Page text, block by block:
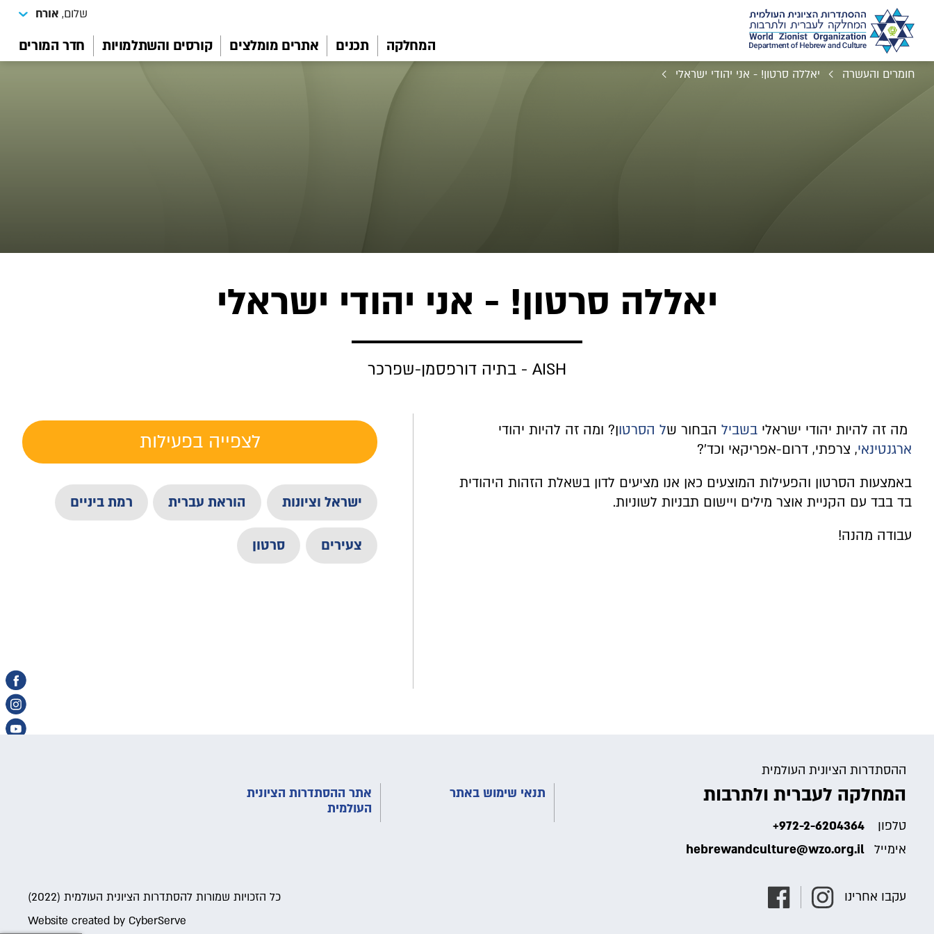
שלום,אורח
המחלקה תכנים אתרים מומלצים קורסים והשתלמויות חדר המורים
חומרים והעשרה יאללה סרטון! - אני יהודי ישראלי
יאללה סרטון! - אני יהודי ישראלי
AISH - בתיה דורפסמן-שפרכר
מה זה להיות יהודי ישראלי בשביל הבחור של הסרטון? ומה זה להיות יהודי
ארגנטינאי, צרפתי, דרום-אפריקאי וכד'?
באמצעות הסרטון והפעילות המוצעים כאן אנו מציעים לדון בשאלת הזהות היהודית
בד בבד עם הקניית אוצר מילים ויישום תבניות לשוניות.
עבודה מהנה!
לצפייה בפעילות
ישראל וציונות הוראת עברית רמת ביניים
צעירים סרטון
ההסתדרות הציונית העולמית
המחלקה לעברית ולתרבות
טלפון
+972-2-6204364
אימייל
hebrewandculture@wzo.org.il
עקבו אחרינו
תנאי שימוש באתר
אתר ההסתדרות הציונית
העולמית
כל הזכויות שמורות להסתדרות הציונית העולמית (2022)
Website created by CyberServe